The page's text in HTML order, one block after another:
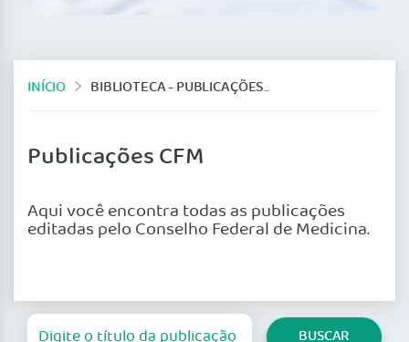
INÍCIO BIBLIOTECA - PUBLICAÇÕES DO CFM
Publicações CFM
Aqui você encontra todas as publicações
editadas pelo Conselho Federal de Medicina.
BUSCAR